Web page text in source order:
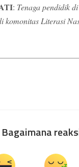
: Tenaga pendidik
komonitas Literasi
Bagaimana